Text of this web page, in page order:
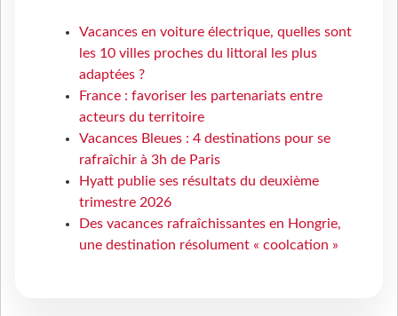
Vacances en voiture électrique, quelles sont
les 10 villes proches du littoral les plus
adaptées ?
France : favoriser les partenariats entre
acteurs du territoire
Vacances Bleues : 4 destinations pour se
rafraîchir à 3h de Paris
Hyatt publie ses résultats du deuxième
trimestre 2026
Des vacances rafraîchissantes en Hongrie,
une destination résolument « coolcation »